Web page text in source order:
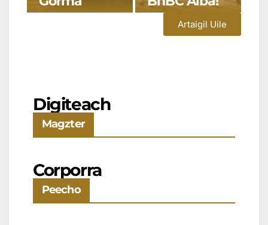
Artaigil Uile
Digiteach
Magzter
Corporra
Peecho